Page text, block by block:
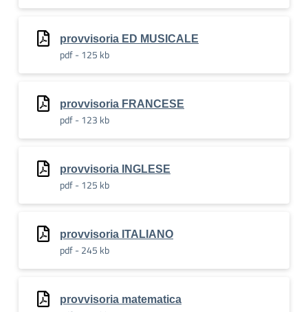
provvisoria ED MUSICALE
pdf - 125 kb
provvisoria FRANCESE
pdf - 123 kb
provvisoria INGLESE
pdf - 125 kb
provvisoria ITALIANO
pdf - 245 kb
provvisoria matematica